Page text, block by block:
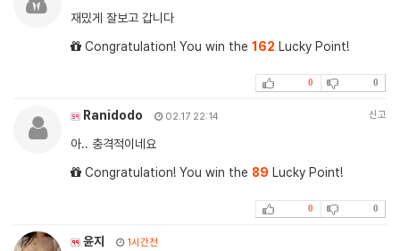
재밌게 잘보고 갑니다
Congratulation! You win the 162 Lucky Point!
0 0
Ranidodo 02.17 22:14 신고
아.. 충격적이네요
Congratulation! You win the 89 Lucky Point!
0 0
윤지 1시간전